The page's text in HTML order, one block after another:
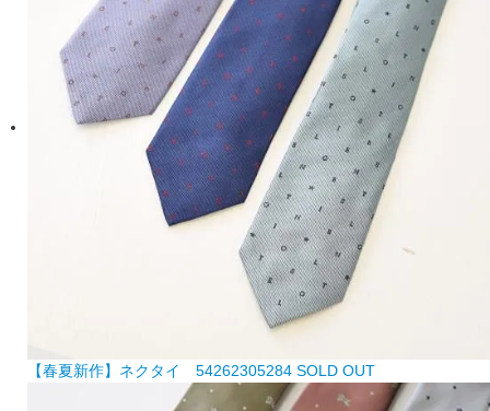
【春夏新作】ネクタイ 54262305284 SOLD OUT